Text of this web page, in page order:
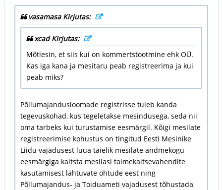
vasamasa Kirjutas:
xcad Kirjutas:
Mõtlesin, et siis kui on kommertstootmine ehk OÜ.
Kas iga kana ja mesitaru peab registreerima ja kui
peab miks?
Põllumajandusloomade registrisse tuleb kanda
tegevuskohad, kus tegeletakse mesindusega, seda nii
oma tarbeks kui turustamise eesmärgil. Kõigi mesilate
registreerimise kohustus on tingitud Eesti Mesinike
Liidu vajadusest luua täielik mesilate andmekogu
eesmärgiga kaitsta mesilasi taimekaitsevahendite
kasutamisest lähtuvate ohtude eest ning
Põllumajandus- ja Toiduameti vajadusest tõhustada